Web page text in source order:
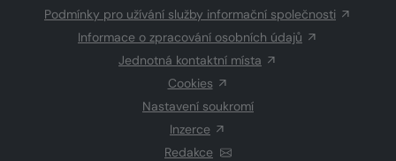
Podmínky pro užívání služby informační společnosti
Informace o zpracování osobních údajů
Jednotná kontaktní místa
Cookies
Nastavení soukromí
Inzerce
Redakce